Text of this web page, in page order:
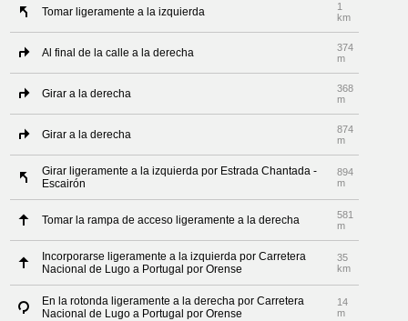
Tomar ligeramente a la izquierda
1
km
Al final de la calle a la derecha
374
m
Girar a la derecha
368
m
Girar a la derecha
874
m
Girar ligeramente a la izquierda por Estrada Chantada -
Escairón
894
m
Tomar la rampa de acceso ligeramente a la derecha
581
m
Incorporarse ligeramente a la izquierda por Carretera
Nacional de Lugo a Portugal por Orense
35
km
En la rotonda ligeramente a la derecha por Carretera
Nacional de Lugo a Portugal por Orense
14
m